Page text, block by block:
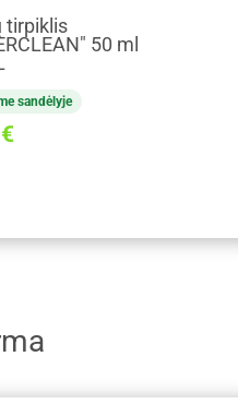
tirpiklis
50 ml
sandėlyje
€